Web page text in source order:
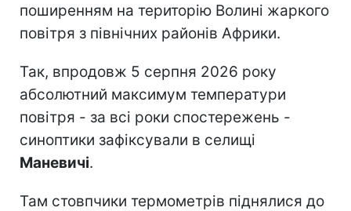
поширенням на територію Волині жаркого
повітря з північних районів Африки.
Так, впродовж 5 серпня 2026 року
абсолютний максимум температури
повітря - за всі роки спостережень -
синоптики зафіксували в селищі
Маневичі.
Там стовпчики термометрів піднялися до